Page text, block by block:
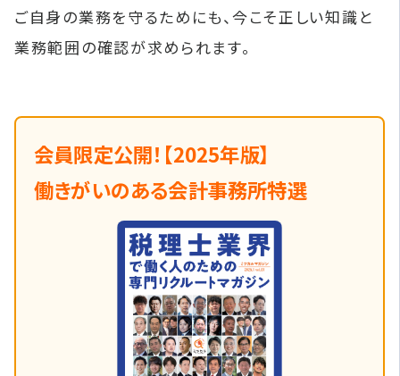
ご自身の業務を守るためにも、今こそ正しい知識と
業務範囲の確認が求められます。
会員限定公開！【2025年版】
働きがいのある会計事務所特選